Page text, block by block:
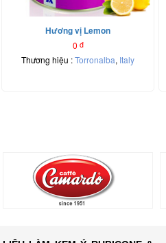
Hương vị Lemon
0 đ
Thương hiệu :Torronalba, Italy